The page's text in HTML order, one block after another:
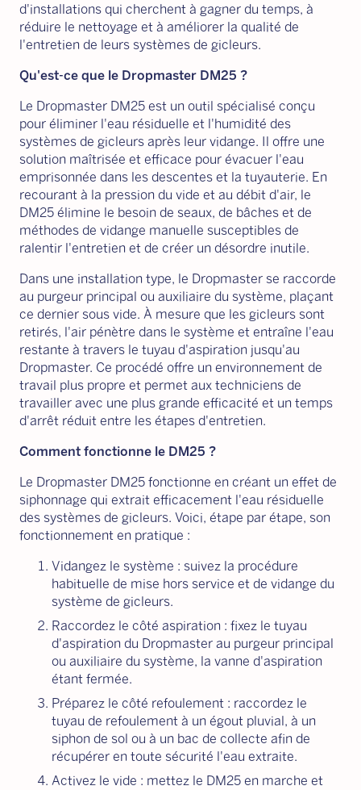
d'installations qui cherchent à gagner du temps, à
réduire le nettoyage et à améliorer la qualité de
l'entretien de leurs systèmes de gicleurs.
Qu'est-ce que le Dropmaster DM25 ?
Le Dropmaster DM25 est un outil spécialisé conçu
pour éliminer l'eau résiduelle et l'humidité des
systèmes de gicleurs après leur vidange. Il offre une
solution maîtrisée et efficace pour évacuer l'eau
emprisonnée dans les descentes et la tuyauterie. En
recourant à la pression du vide et au débit d'air, le
DM25 élimine le besoin de seaux, de bâches et de
méthodes de vidange manuelle susceptibles de
ralentir l'entretien et de créer un désordre inutile.
Dans une installation type, le Dropmaster se raccorde
au purgeur principal ou auxiliaire du système, plaçant
ce dernier sous vide. À mesure que les gicleurs sont
retirés, l'air pénètre dans le système et entraîne l'eau
restante à travers le tuyau d'aspiration jusqu'au
Dropmaster. Ce procédé offre un environnement de
travail plus propre et permet aux techniciens de
travailler avec une plus grande efficacité et un temps
d'arrêt réduit entre les étapes d'entretien.
Comment fonctionne le DM25 ?
Le Dropmaster DM25 fonctionne en créant un effet de
siphonnage qui extrait efficacement l'eau résiduelle
des systèmes de gicleurs. Voici, étape par étape, son
fonctionnement en pratique :
Vidangez le système : suivez la procédure
habituelle de mise hors service et de vidange du
système de gicleurs.
Raccordez le côté aspiration : fixez le tuyau
d'aspiration du Dropmaster au purgeur principal
ou auxiliaire du système, la vanne d'aspiration
étant fermée.
Préparez le côté refoulement : raccordez le
tuyau de refoulement à un égout pluvial, à un
siphon de sol ou à un bac de collecte afin de
récupérer en toute sécurité l'eau extraite.
Activez le vide : mettez le DM25 en marche et